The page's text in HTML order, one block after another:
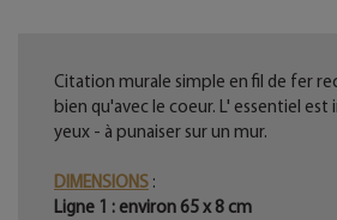
Citation murale simple en fil de fer
bien qu'avec le coeur. L' essentiel est
yeux - à punaiser sur un mur.
DIMENSIONS :
Ligne 1 : environ 65 x 8 cm